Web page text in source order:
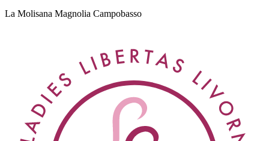
La Molisana Magnolia Campobasso